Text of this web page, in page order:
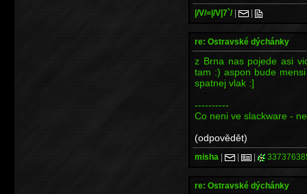
|/V/=|/V|7`/| |
re: Ostravské dýchánky
z Brna nas pojede asi
tam :) aspon bude
spatnej vlak :]
----------
Co neni ve slackware -
(odpovědět)
misha | | |
re: Ostravské dýchánky